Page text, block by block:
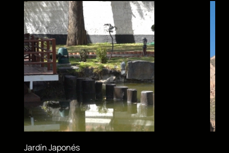
Jardín Japonés